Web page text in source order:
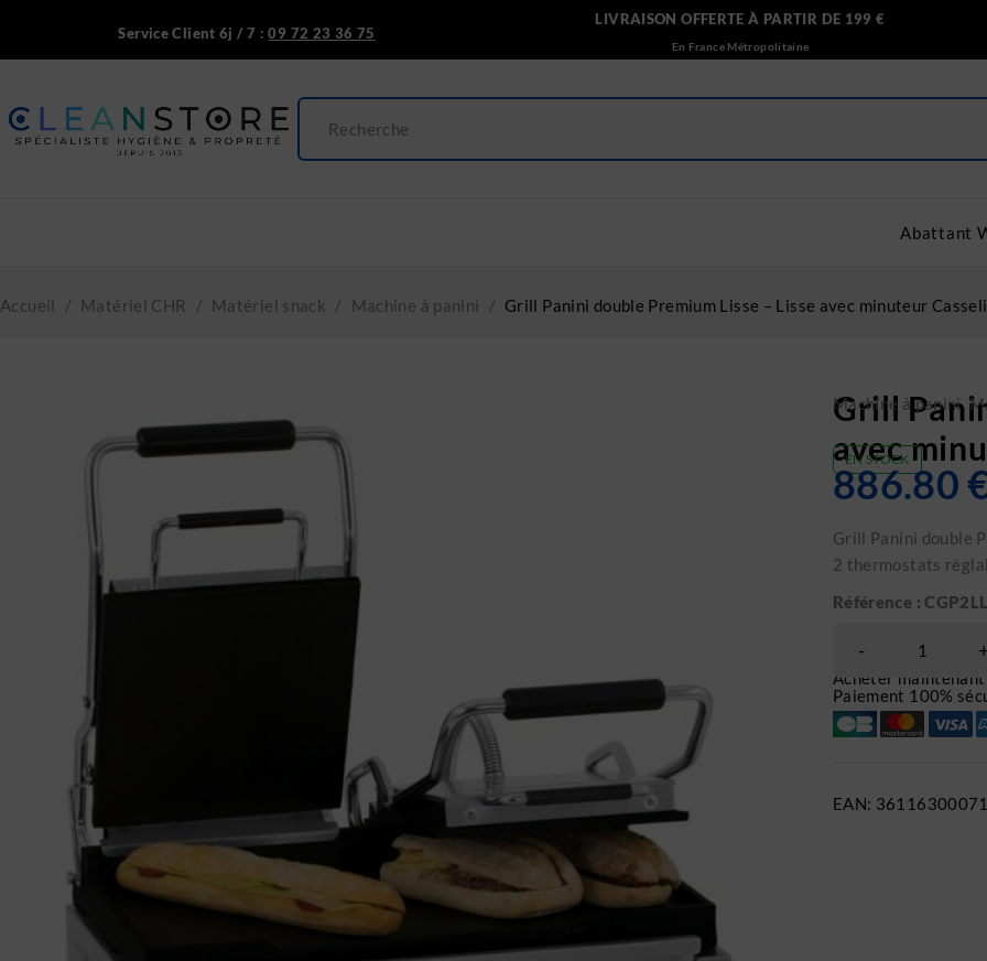
Service Client 6j / 7 :09 72 23 36 75
LIVRAISON OFFERTE À PARTIR DE 199 €
En France Métropolitaine
Abattant
Accueil / Matériel CHR / Matériel snack / Machine à panini / Grill Panini double Premium Lisse – Lisse avec minuteur
Machine à panini,
Grill
avec
EN STOCK
886.80
Grill Panini double
2 thermostats
Référence :
Acheter maintenant
Paiement 100%
EAN: